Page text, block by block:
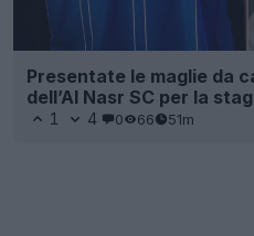
Presentate le maglie da
dell’Al Nasr SC per la
1 4 0 66 51m